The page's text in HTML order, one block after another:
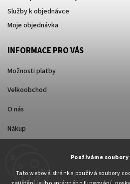
Používáme
Tato webová stránka používá soubory
Služby k objednávce
Moje objednávka
INFORMACE PRO VÁS
Možnosti platby
Velkoobchod
O nás
Nákup